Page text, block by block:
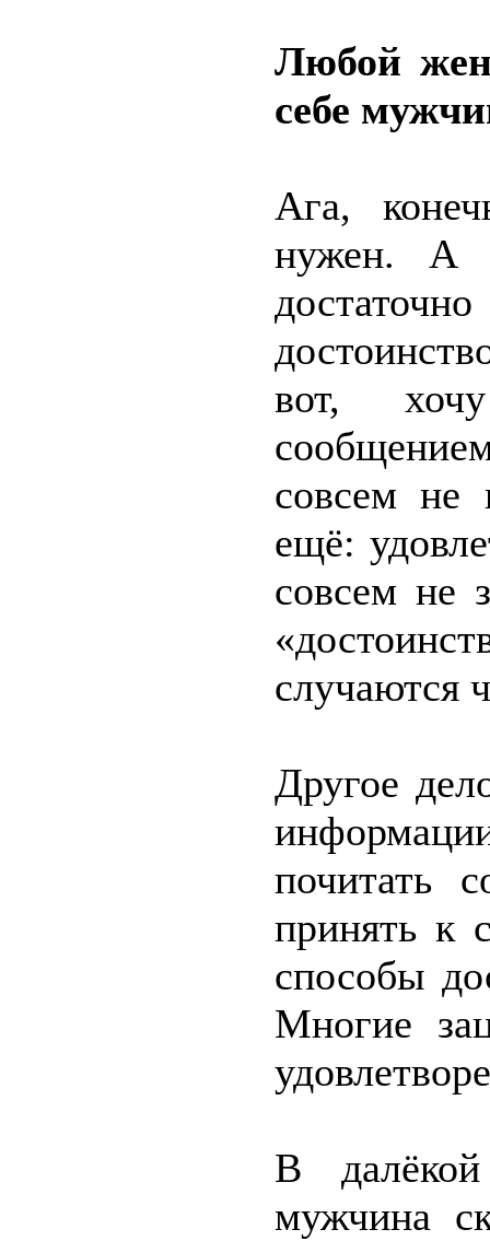
Любой
себе
Ага,
нужен. А
вот,
совсем не
ещё:
совсем не
случаются
Другое
почитать
принять к
способы
Многие
В
мужчина